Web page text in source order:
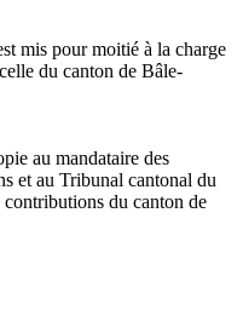
mis pour moitié à la charge
du canton de Bâle-
au mandataire des
et au Tribunal cantonal du
du canton de